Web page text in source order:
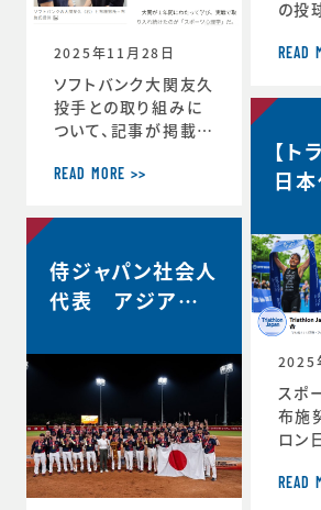
自分の最高を引き出
ツ心理学博士が語る
結果を出し続ける人
の
2025年11月28日
ソフトバンク大関友久
投手との取り組みに
ついて、記事が掲載さ
理学で結果 大関投
＜朝日新聞デジタル
ahi.com/articles/
DA3S16351620.ht
ml
READ MORE >>
の投
ます
フト
エン
day-
READ
侍ジャパン社会人
代表 アジア選
【ト
日
ト/
ン
2025
スポ
布施
ロン
ハイ
READ